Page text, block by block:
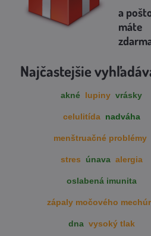
a
máte
Najčastejšie
akné lupiny vrásky
celulitída nadváha
menštruačné problémy
stres únava alergia
oslabená imunita
zápaly močového
dna vysoký tlak